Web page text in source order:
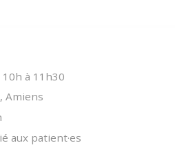
à 11h30
Amiens
aux patient·es